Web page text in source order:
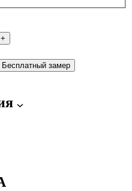
+
Бесплатный замер